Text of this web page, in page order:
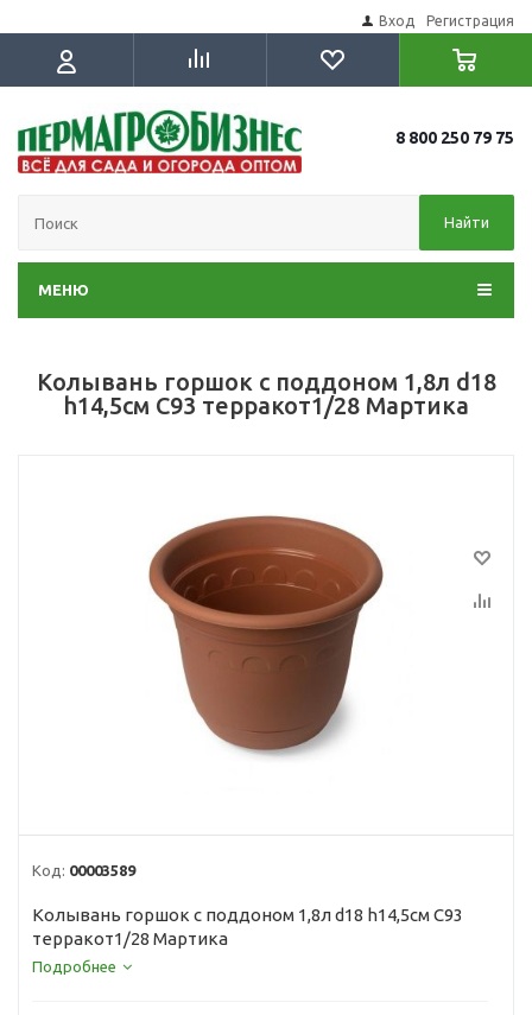
Вход Регистрация
8 800 250 79 75
Найти
МЕНЮ
Колывань горшок с поддоном 1,8л d18
h14,5см С93 терракот1/28 Мартика
Код: 00003589
Колывань горшок с поддоном 1,8л d18 h14,5см С93
терракот1/28 Мартика
Подробнее